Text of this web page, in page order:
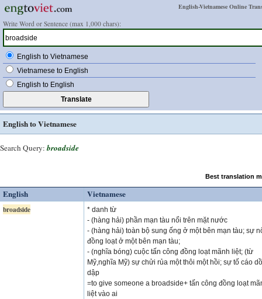
English-Vietnamese Online
Write Word or Sentence (max 1,000 chars):
English to Vietnamese
Vietnamese to English
English to English
English to Vietnamese
Search Query: broadside
Best translation
English Vietnamese
broadside
* danh từ
- (hàng hải) phần mạn tàu nổi trên mặt nước
- (hàng hải) toàn bộ sung ống ở một bên mạn tàu; sự
đồng loạt ở một bên mạn tàu;
- (nghĩa bóng) cuộc tấn công đồng loạt mãnh liệt; (từ
Mỹ,nghĩa Mỹ) sự chửi rủa một thôi một hồi; sự tố cáo
dập
=to give someone a broadside+ tấn công đồng loạt
liệt vào ai